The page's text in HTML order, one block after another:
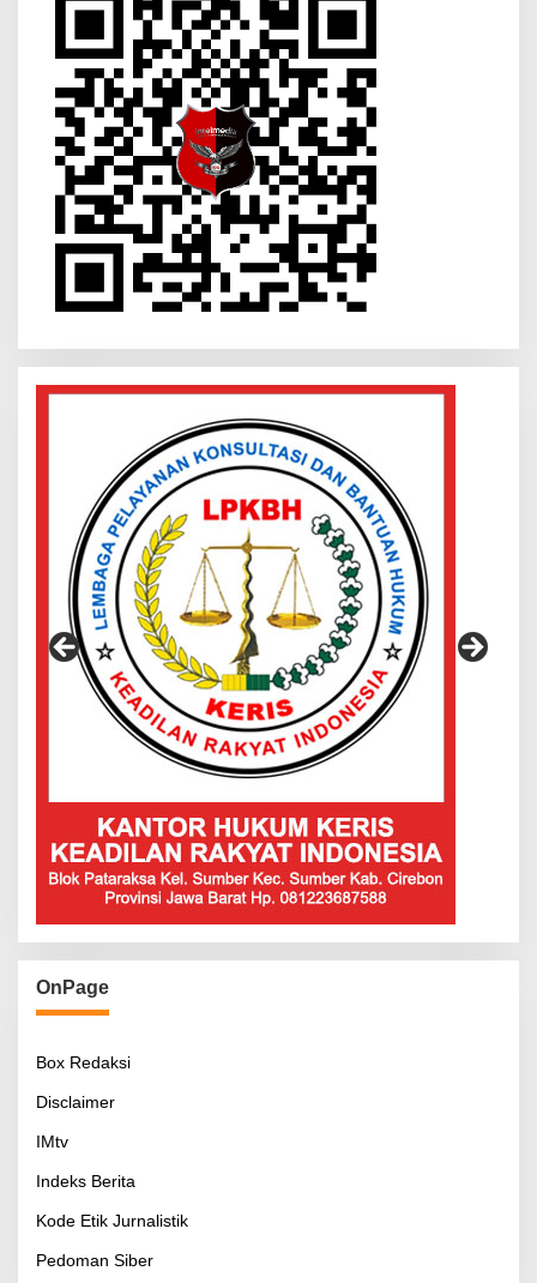
OnPage
Box Redaksi
Disclaimer
IMtv
Indeks Berita
Kode Etik Jurnalistik
Pedoman Siber